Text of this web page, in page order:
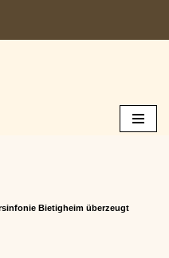
Bietigheim überzeugt